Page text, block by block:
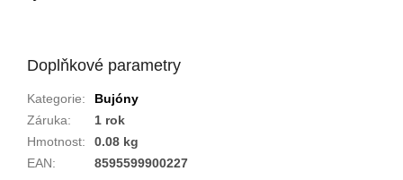
Doplňkové parametry
Kategorie:
Bujóny
Záruka:
1 rok
Hmotnost:
0.08 kg
EAN: 8595599900227